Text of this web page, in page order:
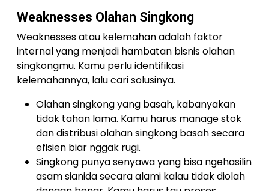
Weaknesses Olahan Singkong
Weaknesses atau kelemahan adalah faktor
internal yang menjadi hambatan bisnis olahan
singkongmu. Kamu perlu identifikasi
kelemahannya, lalu cari solusinya.
Olahan singkong yang basah, kabanyakan
tidak tahan lama. Kamu harus manage stok
dan distribusi olahan singkong basah secara
efisien biar nggak rugi.
Singkong punya senyawa yang bisa ngehasilin
asam sianida secara alami kalau tidak diolah